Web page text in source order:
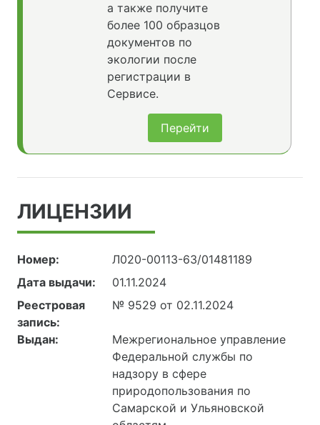
а также получите
более 100 образцов
документов по
экологии после
регистрации в
Сервисе.
Перейти
ЛИЦЕНЗИИ
Номер:
Л020-00113-63/01481189
Дата выдачи:
01.11.2024
Реестровая
запись:
№ 9529 от 02.11.2024
Выдан:
Межрегиональное управление
Федеральной службы по
надзору в сфере
природопользования по
Самарской и Ульяновской